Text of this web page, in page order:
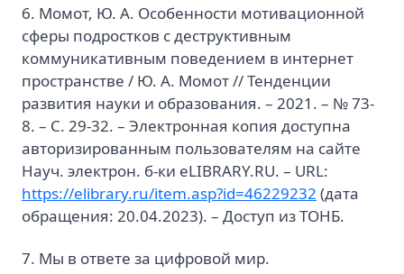
6. Момот, Ю. А. Особенности мотивационной
сферы подростков с деструктивным
коммуникативным поведением в интернет
пространстве / Ю. А. Момот // Тенденции
развития науки и образования. – 2021. – № 73-
8. – С. 29-32. – Электронная копия доступна
авторизированным пользователям на сайте
Науч. электрон. б-ки eLIBRARY.RU. – URL:
https://elibrary.ru/item.asp?id=46229232 (дата
обращения: 20.04.2023). – Доступ из ТОНБ.
7. Мы в ответе за цифровой мир.